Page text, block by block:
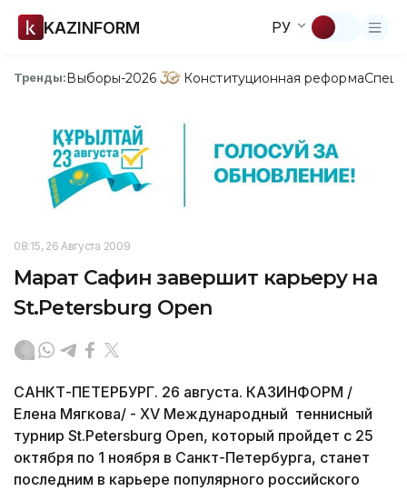
KAZINFORM РУ
Тренды:Выборы-2026 Конституционная реформа
08:15, 26 Августа 2009
Марат Сафин завершит карьеру на
St.Petersburg Open
САНКТ-ПЕТЕРБУРГ. 26 августа. КАЗИНФОРМ /
Елена Мягкова/ - XV Международный теннисный
турнир St.Petersburg Open, который пройдет с 25
октября по 1 ноября в Санкт-Петербурга, станет
последним в карьере популярного российского